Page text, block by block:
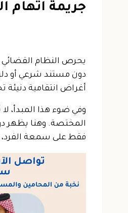
جريمة اتهام
يحرص النظام القضائي
دون مستند شرعي أو
أغراض انتقامية دنيئة
وفي ضوء هذا المبدأ،
المختصة. وهنا يظهر
فقط على سمعة الفرد،